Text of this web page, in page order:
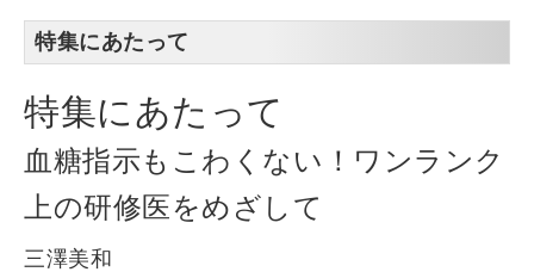
特集にあたって
特集にあたって
血糖指示もこわくない！ワンランク
上の研修医をめざして
三澤美和